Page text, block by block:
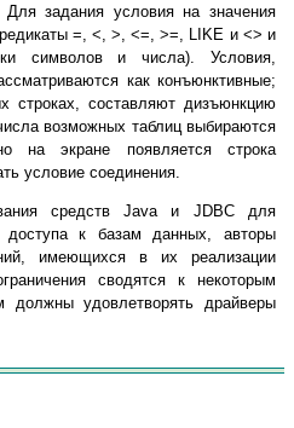
Для задания условия на значения
=, <, >, <=, >=, LIKE и <> и
символов и числа). Условия,
как конъюнктивные;
строках, составляют дизъюнкцию
возможных таблиц выбираются
на экране появляется строка
условие соединения.
средств Java и JDBC для
доступа к базам данных, авторы
имеющихся в их реализации
сводятся к некоторым
должны удовлетворять драйверы